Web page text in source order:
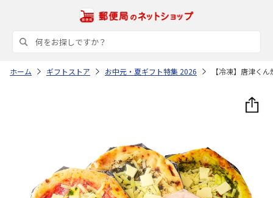
ホーム ギフトストア お中元・夏ギフト特集 2026 【冷凍】唐津く